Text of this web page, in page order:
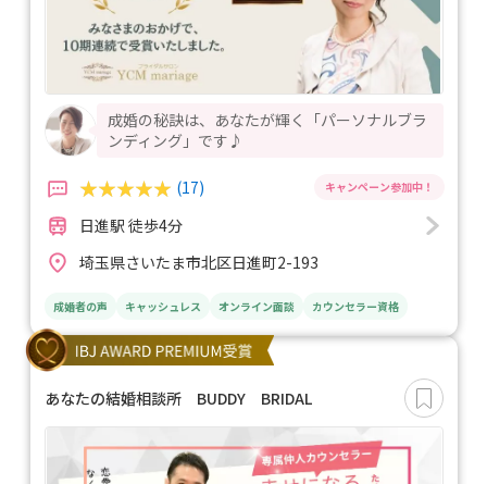
成婚の秘訣は、あなたが輝く「パーソナルブラ
ンディング」です♪
(17)
日進駅 徒歩4分
埼玉県さいたま市北区日進町2-193
成婚者の声 キャッシュレス オンライン面談 カウンセラー資格
あなたの結婚相談所 BUDDY BRIDAL